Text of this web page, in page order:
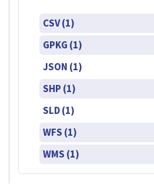
CSV (1)
GPKG (1)
JSON (1)
SHP (1)
SLD (1)
WFS (1)
WMS (1)